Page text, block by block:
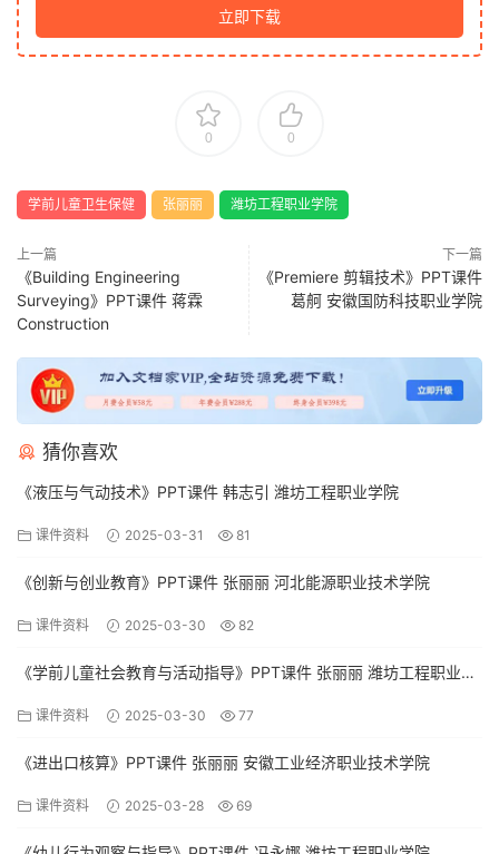
立即下载
0 0
学前儿童卫生保健 张丽丽 潍坊工程职业学院
上一篇
《Building Engineering
Surveying》PPT课件 蒋霖
Construction
下一篇
《Premiere 剪辑技术》PPT课件
葛舸 安徽国防科技职业学院
猜你喜欢
《液压与气动技术》PPT课件 韩志引 潍坊工程职业学院
课件资料 2025-03-31 81
《创新与创业教育》PPT课件 张丽丽 河北能源职业技术学院
课件资料 2025-03-30 82
《学前儿童社会教育与活动指导》PPT课件 张丽丽 潍坊工程职业学
课件资料 2025-03-30 77
《进出口核算》PPT课件 张丽丽 安徽工业经济职业技术学院
课件资料 2025-03-28 69